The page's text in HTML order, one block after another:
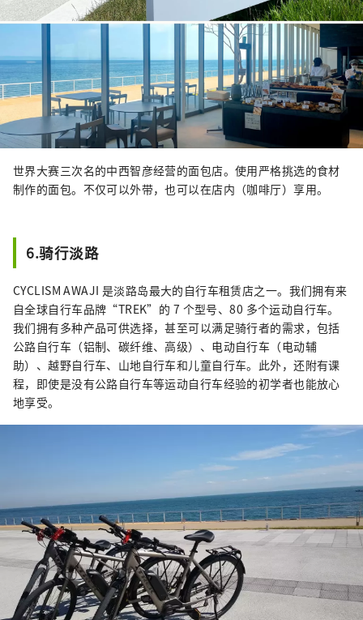
世界大赛三次名的中西智彦经营的面包店。使用严格挑选的食材
制作的面包。不仅可以外带，也可以在店内（咖啡厅）享用。
6.骑行淡路
CYCLISM AWAJI 是淡路岛最大的自行车租赁店之一。我们拥有来
自全球自行车品牌“TREK”的 7 个型号、80 多个运动自行车。
我们拥有多种产品可供选择，甚至可以满足骑行者的需求，包括
公路自行车（铝制、碳纤维、高级）、电动自行车（电动辅
助）、越野自行车、山地自行车和儿童自行车。此外，还附有课
程，即使是没有公路自行车等运动自行车经验的初学者也能放心
地享受。